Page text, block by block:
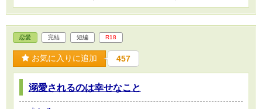
恋愛 完結 短編 R18
お気に入りに追加 457
溺愛されるのは幸せなこと